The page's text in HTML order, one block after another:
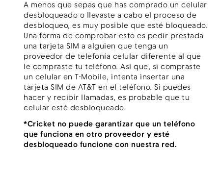
A menos que sepas que has comprado un celular
desbloqueado o llevaste a cabo el proceso de
desbloqueo, es muy posible que esté bloqueado.
Una forma de comprobar esto es pedir prestada
una tarjeta SIM a alguien que tenga un
proveedor de telefonía celular diferente al que
le compraste tu teléfono. Así que, si compraste
un celular en T-Mobile, intenta insertar una
tarjeta SIM de AT&T en el teléfono. Si puedes
hacer y recibir llamadas, es probable que tu
celular esté desbloqueado.
*Cricket no puede garantizar que un teléfono
que funciona en otro proveedor y esté
desbloqueado funcione con nuestra red.